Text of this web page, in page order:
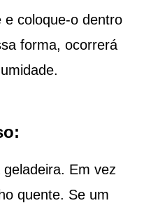
e coloque-o dentro
forma, ocorrerá
Em vez
quente. Se um